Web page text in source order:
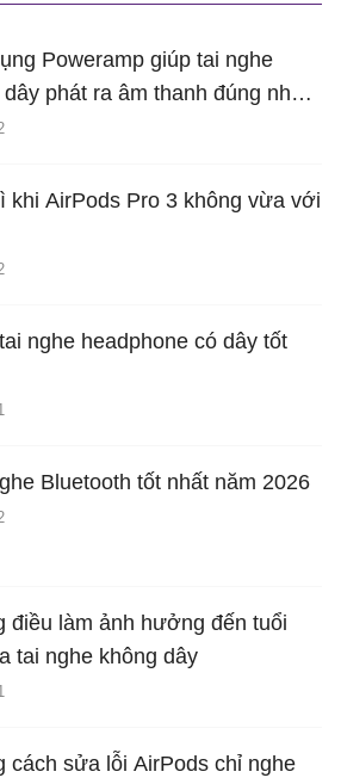
Poweramp giúp tai nghe
dây phát ra âm thanh đúng như
muốn
khi AirPods Pro 3 không vừa với
nghe headphone có dây tốt
Bluetooth tốt nhất năm 2026
điều làm ảnh hưởng đến tuổi
tai nghe không dây
cách sửa lỗi AirPods chỉ nghe